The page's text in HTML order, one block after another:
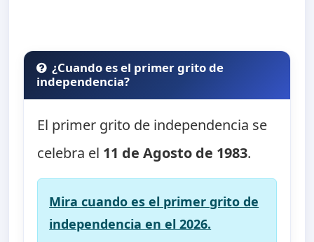
¿Cuando es el primer grito de
independencia?
El primer grito de independencia se
celebra el 11 de Agosto de 1983.
Mira cuando es el primer grito de
independencia en el 2026.